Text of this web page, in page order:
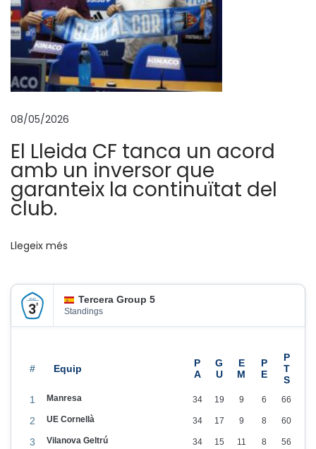
l
l
o
m
b
L
a
o
a
o
08/05/2026
El Lleida CF tanca un acord
amb un inversor que
garanteix la continuïtat del
club.
Llegeix més
Tercera Group 5
Standings
#
1 Manresa 34 19 9 6 66
2 UE Cornellà 34 17 9 8 60
3 Vilanova Geltrú 34 15 11 8 56